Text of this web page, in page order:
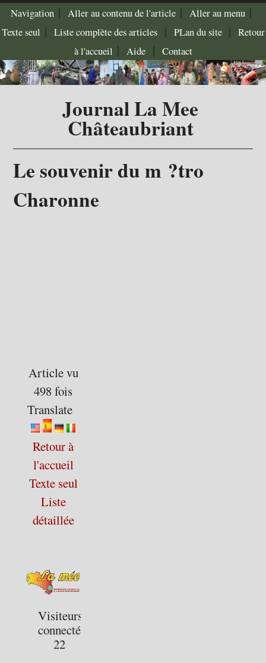
Navigation| Aller au contenu de l'article| Aller au menu|
Texte seul | Liste complète des articles| PLan du site | Retour
à l'accueil | Aide| Contact
Journal La Mee
Châteaubriant
Le souvenir du m ?tro
Charonne
Article vu
498 fois
Translate
Retour à
l'accueil
Texte seul
Liste
détaillée
Visiteurs
connectés :
22